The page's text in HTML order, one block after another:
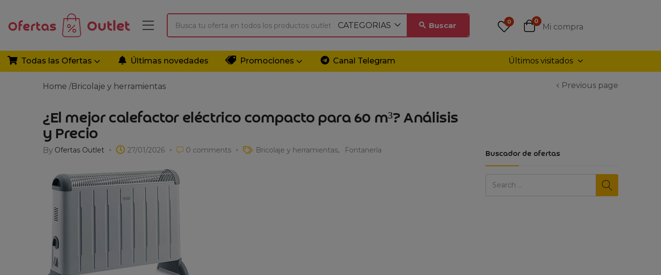
CATEGORIAS Buscar 0 0
Mi compra
Todas las Ofertas Últimas novedades Promociones Canal Telegram Últimos visitados
Home /Bricolaje y herramientas Previous page
Buscador de ofertas
¿El mejor calefactor eléctrico compacto para 60 m³? Análisis
y Precio
By Ofertas Outlet 27/01/2026 0 comments Bricolaje y herramientas Fontanería